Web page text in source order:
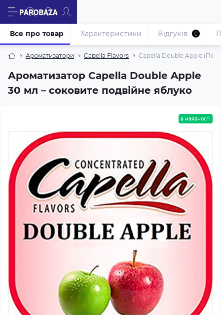
Ароматизатори Capella Flavors Capella Double Apple
Ароматизатор Capella Double Apple
30 мл – соковите подвійне яблуко
Все про товар Характеристики Відгуків 0
в наявності